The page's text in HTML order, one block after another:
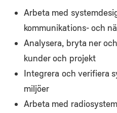
Arbeta med
kommunikations- och
Analysera, bryta ner
kunder och projekt
Integrera och verifiera
miljöer
Arbeta med